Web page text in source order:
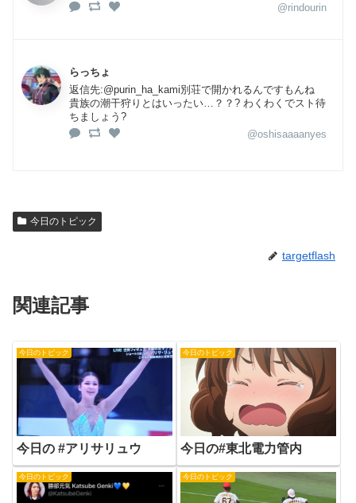
@rindourin
らっちょ
返信先:@purin_ha_kami別荘で開かれるんですもんね
貴族の潮干狩りとはいったい…？？? わくわくでスト待
ちましょう?
@oshisaaaanyes
今日のトピック
targetflash
関連記事
今日のトピック
今日の #アリサリュウ
今日のトピック
今日の#東北電力管内
今日のトピック 今日のトピック